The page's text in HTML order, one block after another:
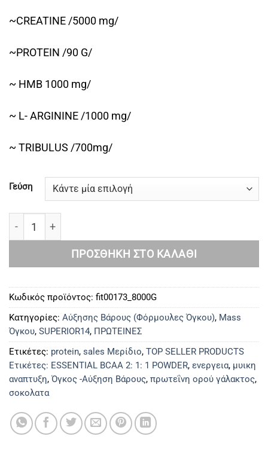
~CREATINE /5000 mg/
~PROTEIN /90 G/
~ HMB 1000 mg/
~ L- ARGININE /1000 mg/
~ TRIBULUS /700mg/
Γεύση
ΠΡΟΣΘΉΚΗ ΣΤΟ ΚΑΛΆΘΙ
Κωδικός προϊόντος: fit00173_8000G
Κατηγορίες: Αύξησης Βάρους (Φόρμουλες Όγκου), Mass
Όγκου, SUPERIOR14, ΠΡΩΤΕΙΝΕΣ
Ετικέτες: protein, sales Μερίδιο, TOP SELLER PRODUCTS
Ετικέτες: ESSENTIAL BCAA 2: 1: 1 POWDER, ενεργεια, μυικη
αναπτυξη, Όγκος -Αύξηση Βάρους, πρωτεΐνη ορού γάλακτος,
σοκολατα